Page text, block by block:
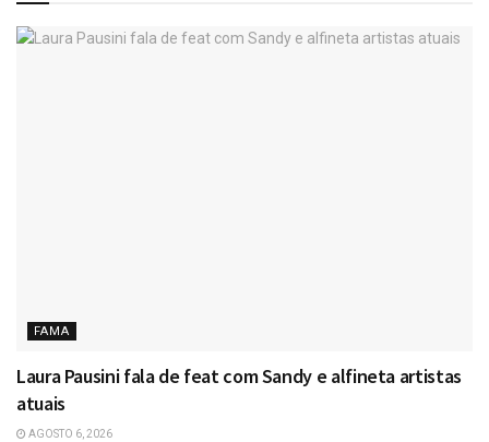
FAMA
Laura Pausini fala de feat com Sandy e alfineta artistas
atuais
AGOSTO 6, 2026